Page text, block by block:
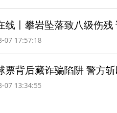
线丨攀岩坠落致八级伤残
07 17:57:18
票背后藏诈骗陷阱 警方
07 13:34:55